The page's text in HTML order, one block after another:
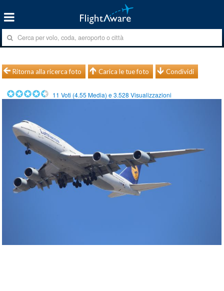
Ritorna alla ricerca foto Carica le tue foto Condividi
11 Voti (4.55 Media) e3.528 Visualizzazioni